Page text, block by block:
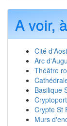
A voir,
Cité
Arc
Théâtre
Basilique
Crypte St
Murs